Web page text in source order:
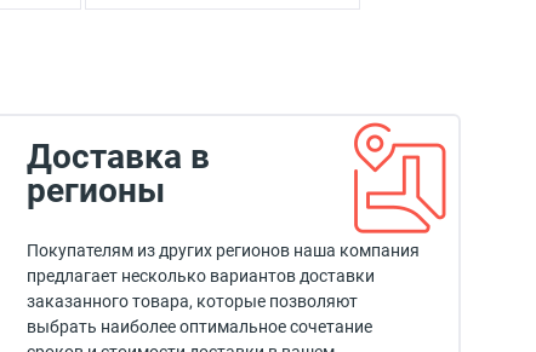
Доставка в
регионы
Покупателям из других регионов наша компания
предлагает несколько вариантов доставки
заказанного товара, которые позволяют
выбрать наиболее оптимальное сочетание